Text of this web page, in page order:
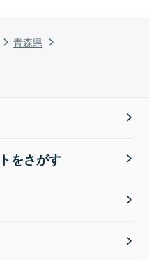
青森県
をさがす